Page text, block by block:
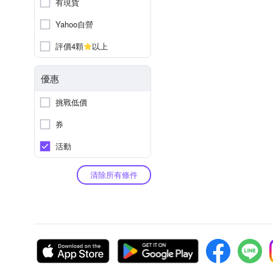
Yahoo自營
評價4顆
以上
優惠
挑戰低價
券
活動
清除所有條件